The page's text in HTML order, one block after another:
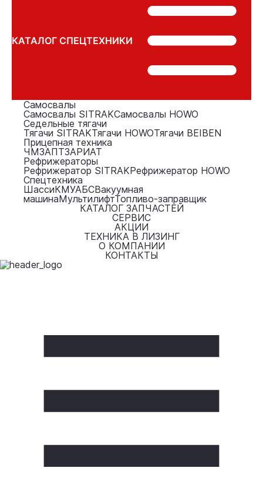
КАТАЛОГ СПЕЦТЕХНИКИ
Самосвалы
Самосвалы SITRAKСамосвалы HOWO
Седельные тягачи
Тягачи SITRAKТягачи HOWOТягачи BEIBEN
Прицепная техника
ЧМЗАПТЗАРИАТ
Рефрижераторы
Рефрижератор SITRAKРефрижератор HOWO
Спецтехника
ШассиКМУАБСВакуумная
машинаМультилифтТопливо-заправщик
КАТАЛОГ ЗАПЧАСТЕЙ
СЕРВИС
АКЦИИ
ТЕХНИКА В ЛИЗИНГ
О КОМПАНИИ
КОНТАКТЫ